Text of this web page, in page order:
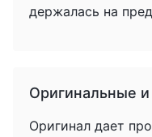
держалась на
Оригинальные
Оригинал дает